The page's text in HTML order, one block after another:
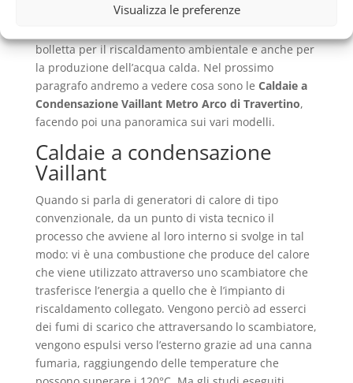
Visualizza le preferenze
continuamente la temperatura per problemi di
bolletta per il riscaldamento ambientale e anche per
la produzione dell’acqua calda. Nel prossimo
paragrafo andremo a vedere cosa sono le Caldaie a
Condensazione Vaillant Metro Arco di Travertino,
facendo poi una panoramica sui vari modelli.
Caldaie a condensazione
Vaillant
Quando si parla di generatori di calore di tipo
convenzionale, da un punto di vista tecnico il
processo che avviene al loro interno si svolge in tal
modo: vi è una combustione che produce del calore
che viene utilizzato attraverso uno scambiatore che
trasferisce l’energia a quello che è l’impianto di
riscaldamento collegato. Vengono perciò ad esserci
dei fumi di scarico che attraversando lo scambiatore,
vengono espulsi verso l’esterno grazie ad una canna
fumaria, raggiungendo delle temperature che